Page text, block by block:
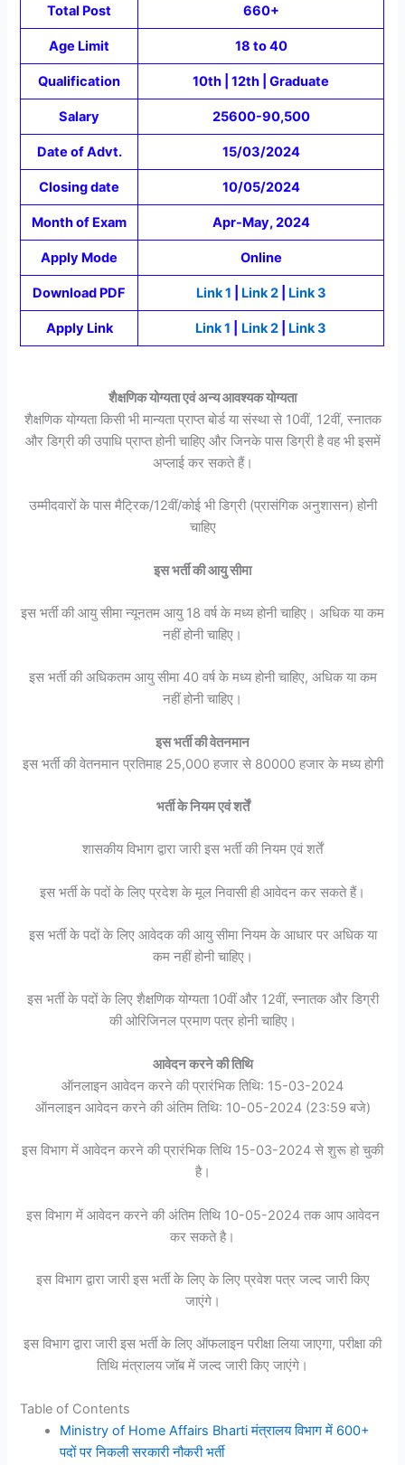
Total Post 660+
Age Limit 18 to 40
Qualification 10th | 12th | Graduate
Salary 25600-90,500
Date of Advt. 15/03/2024
Closing date 10/05/2024
Month of Exam Apr-May, 2024
Apply Mode Online
Download PDF Link 1 Link 2| Link 3
Apply Link Link 1 Link 2 Link 3
शैक्षणिक योग्यता एवं अन्य आवश्यक योग्यता
शैक्षणिक योग्यता किसी भी मान्यता प्राप्त बोर्ड या संस्था से 10वीं, 12वीं, स्नातक
और डिग्री की उपाधि प्राप्त होनी चाहिए और जिनके पास डिग्री है वह भी इसमें
अप्लाई कर सकते हैं।
उम्मीदवारों के पास मैट्रिक/12वीं/कोई भी डिग्री (प्रासंगिक अनुशासन) होनी
चाहिए
इस भर्ती की आयु सीमा
इस भर्ती की आयु सीमा न्यूनतम आयु 18 वर्ष के मध्य होनी चाहिए। अधिक या कम
नहीं होनी चाहिए।
इस भर्ती की अधिकतम आयु सीमा 40 वर्ष के मध्य होनी चाहिए, अधिक या कम
नहीं होनी चाहिए।
इस भर्ती की वेतनमान
इस भर्ती की वेतनमान प्रतिमाह 25,000 हजार से 80000 हजार के मध्य होगी
भर्ती के नियम एवं शर्तें
शासकीय विभाग द्वारा जारी इस भर्ती की नियम एवं शर्तें
इस भर्ती के पदों के लिए प्रदेश के मूल निवासी ही आवेदन कर सकते हैं।
इस भर्ती के पदों के लिए आवेदक की आयु सीमा नियम के आधार पर अधिक या
कम नहीं होनी चाहिए।
इस भर्ती के पदों के लिए शैक्षणिक योग्यता 10वीं और 12वीं, स्नातक और डिग्री
की ओरिजिनल प्रमाण पत्र होनी चाहिए।
आवेदन करने की तिथि
ऑनलाइन आवेदन करने की प्रारंभिक तिथि: 15-03-2024
ऑनलाइन आवेदन करने की अंतिम तिथि: 10-05-2024 (23:59 बजे)
इस विभाग में आवेदन करने की प्रारंभिक तिथि 15-03-2024 से शुरू हो चुकी
है।
इस विभाग में आवेदन करने की अंतिम तिथि 10-05-2024 तक आप आवेदन
कर सकते है।
इस विभाग द्वारा जारी इस भर्ती के लिए के लिए प्रवेश पत्र जल्द जारी किए
जाएंगे।
इस विभाग द्वारा जारी इस भर्ती के लिए ऑफलाइन परीक्षा लिया जाएगा, परीक्षा की
तिथि मंत्रालय जॉब में जल्द जारी किए जाएंगे।
Table of Contents
Ministry of Home Affairs Bharti मंत्रालय विभाग में 600+
पदों पर निकली सरकारी नौकरी भर्ती